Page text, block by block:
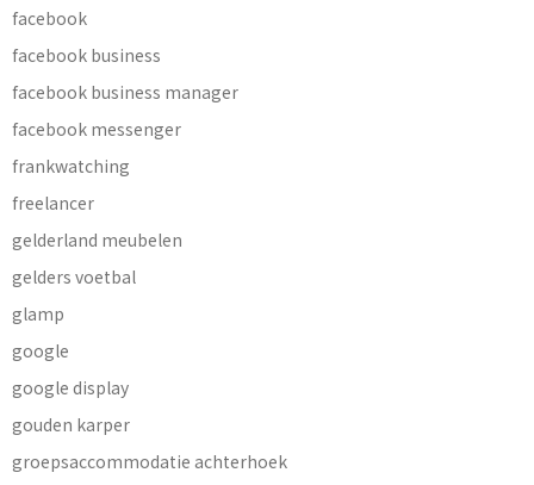
facebook
facebook business
facebook business manager
facebook messenger
frankwatching
freelancer
gelderland meubelen
gelders voetbal
glamp
google
google display
gouden karper
groepsaccommodatie achterhoek